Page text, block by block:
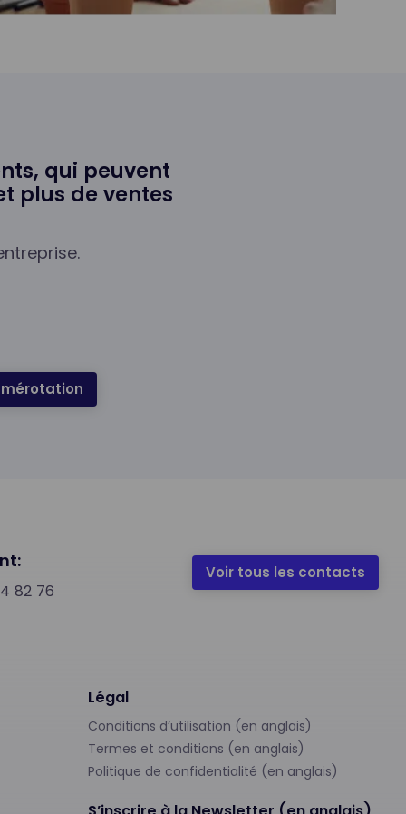
qui peuvent
plus de ventes
82 76
Voir tous les contacts
Légal
Conditions d’utilisation (en anglais)
Termes et conditions (en anglais)
Politique de confidentialité (en anglais)